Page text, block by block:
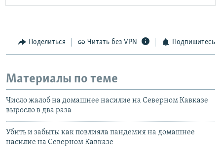
Поделиться Читать без VPN Подпишитесь
Материалы по теме
Число жалоб на домашнее насилие на Северном Кавказе
выросло в два раза
Убить и забыть: как повлияла пандемия на домашнее
насилие на Северном Кавказе